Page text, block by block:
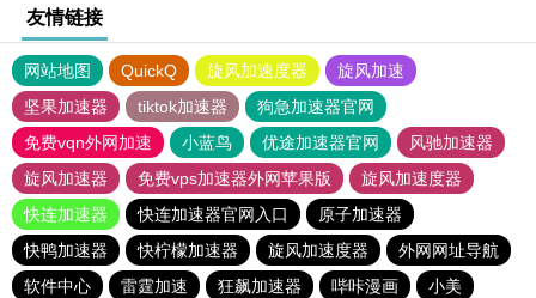
友情链接
网站地图 QuickQ 旋风加速度器
旋风加速
坚果加速器
tiktok加速器
狗急加速器官网
免费vqn外网加速
小蓝鸟 优途加速器官网
风驰加速器
旋风加速器
免费vps加速器外网苹果版
旋风加速度器
快连加速器
快连加速器官网入口
原子加速器
快鸭加速器
快柠檬加速器 旋风加速度器
外网网址导航
软件中心
雷霆加速 狂飙加速器 哔咔漫画
小美